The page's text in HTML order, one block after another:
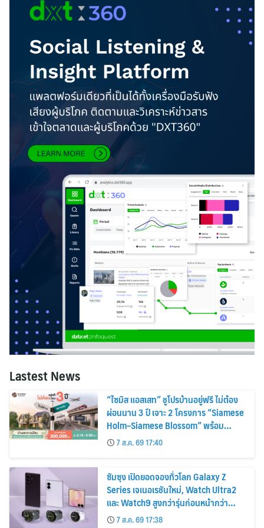
Lastest News
“ไซมิส แอสเสท” ชูโปรบ้านอยู่ฟรี ไม่ต้อง
ผ่อนนาน 3 ปี เจาะ 2 โครงการ “Siamese
Holm–Siamese Blossom” พร้อม
ส่วนลดและสิทธิพิเศษถึง 31 สิงหาคม
2569
7 ส.ค. 69 17:40
ซัมซุง เปิดยอดจองทั่วโลก Galaxy Z
Series เจเนอเรชันใหม่, Watch Ultra2
และ Watch9 สูงกว่ารุ่นก่อนหน้ากว่า
30%7 ส.ค. 69 17:38